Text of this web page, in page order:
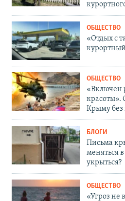
ОБЩЕСТВО
«Отдых с
ОБЩЕСТВО
красоты».
Крыму без
БЛОГИ
Письма
меняться
укрыться?
ОБЩЕСТВО
«Угроз не